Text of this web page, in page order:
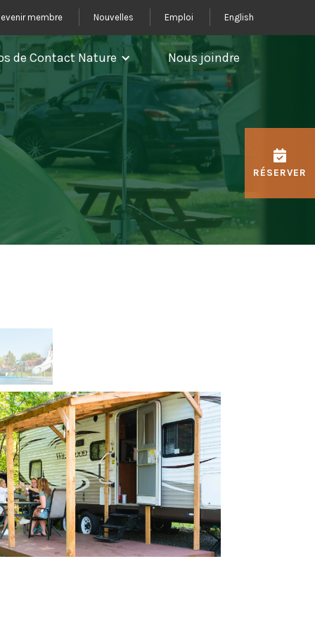
membre Nouvelles Emploi English
de Contact Nature Nous joindre
RÉSERVER